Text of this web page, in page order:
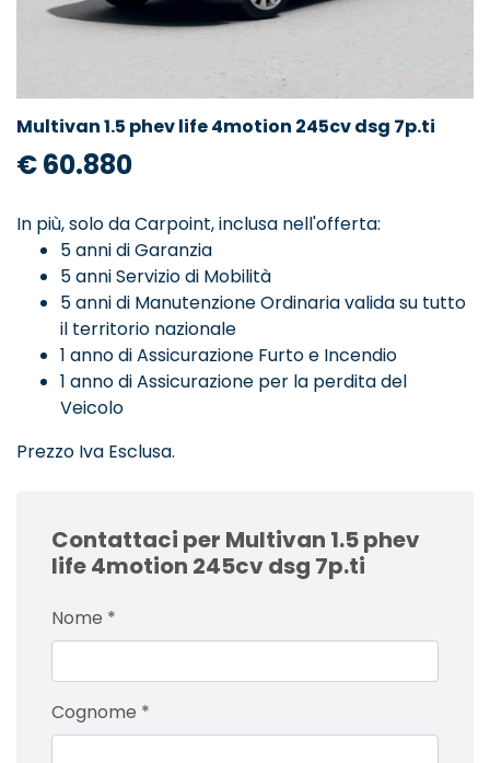
Multivan 1.5 phev life 4motion 245cv dsg 7p.ti
€ 60.880
In più, solo da Carpoint, inclusa nell'offerta:
5 anni di Garanzia
5 anni Servizio di Mobilità
5 anni di Manutenzione Ordinaria valida su tutto
il territorio nazionale
1 anno di Assicurazione Furto e Incendio
1 anno di Assicurazione per la perdita del
Veicolo
Prezzo Iva Esclusa.
Contattaci per Multivan 1.5 phev
life 4motion 245cv dsg 7p.ti
Nome *
Cognome *